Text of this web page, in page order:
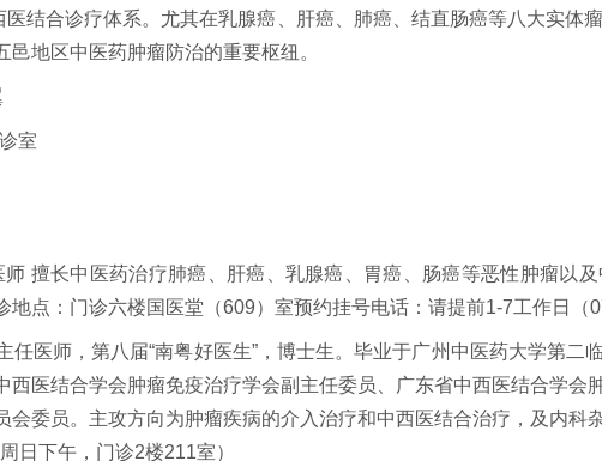
结合诊疗体系。尤其在乳腺癌、肝癌、肺癌、结直肠癌等八大实体
地区中医药肿瘤防治的重要枢纽。
室
长中医药治疗肺癌、肝癌、乳腺癌、胃癌、肠癌等恶性肿瘤以
点：门诊六楼国医堂（609）室预约挂号电话：请提前1-7工作日
师，第八届“南粤好医生”，博士生。毕业于广州中医药大学第二
医结合学会肿瘤免疫治疗学会副主任委员、广东省中西医结合学会
委员。主攻方向为肿瘤疾病的介入治疗和中西医结合治疗，及内科
日下午，门诊2楼211室）